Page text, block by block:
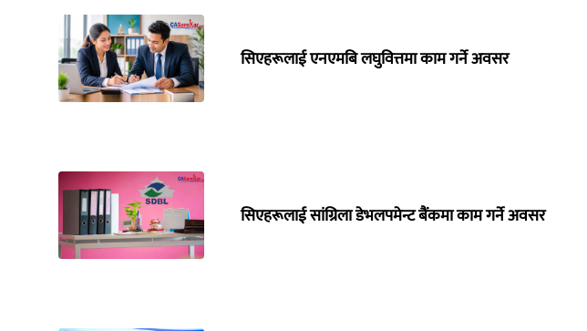
सिएहरूलाई एनएमबि लघुवित्तमा काम गर्ने अवसर
सिएहरूलाई सांग्रिला डेभलपमेन्ट बैंकमा काम गर्ने अवसर